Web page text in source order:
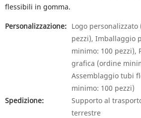
flessibili in gomma.
Personalizzazione: Logo
pezzi), Imballaggio
minimo: 100 pezzi),
grafica (ordine
Assemblaggio tubi
minimo: 100 pezzi)
Spedizione:
Supporto al
terrestre